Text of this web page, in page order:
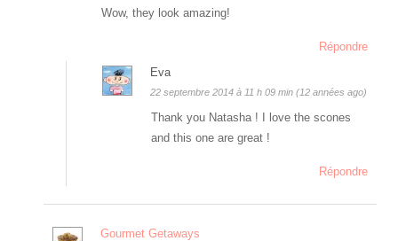
Wow, they look amazing!
Répondre
Eva
22 septembre 2014 à 11 h 09 min (12 années ago)
Thank you Natasha ! I love the scones
and this one are great !
Répondre
Gourmet Getaways